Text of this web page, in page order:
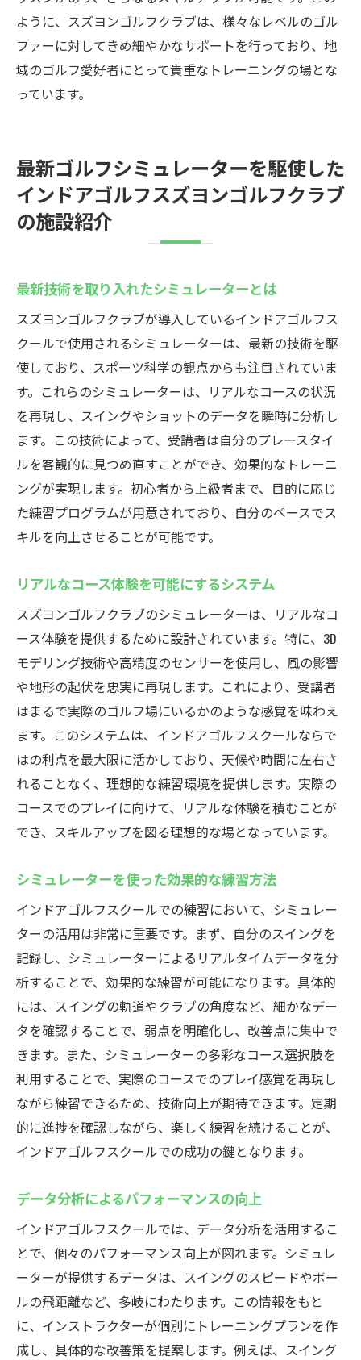
ように、スズヨンゴルフクラブは、様々なレベルのゴル
ファーに対してきめ細やかなサポートを行っており、地
域のゴルフ愛好者にとって貴重なトレーニングの場とな
っています。
最新ゴルフシミュレーターを駆使した
インドアゴルフスズヨンゴルフクラブ
の施設紹介
最新技術を取り入れたシミュレーターとは
スズヨンゴルフクラブが導入しているインドアゴルフス
クールで使用されるシミュレーターは、最新の技術を駆
使しており、スポーツ科学の観点からも注目されていま
す。これらのシミュレーターは、リアルなコースの状況
を再現し、スイングやショットのデータを瞬時に分析し
ます。この技術によって、受講者は自分のプレースタイ
ルを客観的に見つめ直すことができ、効果的なトレーニ
ングが実現します。初心者から上級者まで、目的に応じ
た練習プログラムが用意されており、自分のペースでス
キルを向上させることが可能です。
リアルなコース体験を可能にするシステム
スズヨンゴルフクラブのシミュレーターは、リアルなコ
ース体験を提供するために設計されています。特に、3D
モデリング技術や高精度のセンサーを使用し、風の影響
や地形の起伏を忠実に再現します。これにより、受講者
はまるで実際のゴルフ場にいるかのような感覚を味わえ
ます。このシステムは、インドアゴルフスクールならで
はの利点を最大限に活かしており、天候や時間に左右さ
れることなく、理想的な練習環境を提供します。実際の
コースでのプレイに向けて、リアルな体験を積むことが
でき、スキルアップを図る理想的な場となっています。
シミュレーターを使った効果的な練習方法
インドアゴルフスクールでの練習において、シミュレー
ターの活用は非常に重要です。まず、自分のスイングを
記録し、シミュレーターによるリアルタイムデータを分
析することで、効果的な練習が可能になります。具体的
には、スイングの軌道やクラブの角度など、細かなデー
タを確認することで、弱点を明確化し、改善点に集中で
きます。また、シミュレーターの多彩なコース選択肢を
利用することで、実際のコースでのプレイ感覚を再現し
ながら練習できるため、技術向上が期待できます。定期
的に進捗を確認しながら、楽しく練習を続けることが、
インドアゴルフスクールでの成功の鍵となります。
データ分析によるパフォーマンスの向上
インドアゴルフスクールでは、データ分析を活用するこ
とで、個々のパフォーマンス向上が図れます。シミュレ
ーターが提供するデータは、スイングのスピードやボー
ルの飛距離など、多岐にわたります。この情報をもと
に、インストラクターが個別にトレーニングプランを作
成し、具体的な改善策を提案します。例えば、スイング